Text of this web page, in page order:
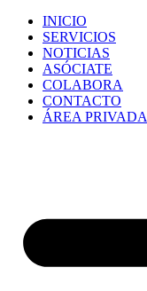
INICIO
SERVICIOS
NOTICIAS
ASÓCIATE
COLABORA
CONTACTO
ÁREA PRIVADA